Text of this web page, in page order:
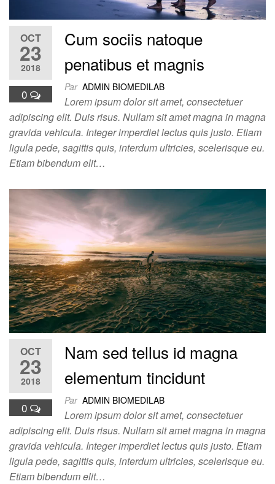
OCT
23
2018
0
Cum sociis natoque
penatibus et magnis
Par ADMIN BIOMEDILAB
Lorem ipsum dolor sit amet, consectetuer
adipiscing elit. Duis risus. Nullam sit amet magna in magna
gravida vehicula. Integer imperdiet lectus quis justo. Etiam
ligula pede, sagittis quis, interdum ultricies, scelerisque eu.
Etiam bibendum elit…
OCT
23
2018
0
Nam sed tellus id magna
elementum tincidunt
Par ADMIN BIOMEDILAB
Lorem ipsum dolor sit amet, consectetuer
adipiscing elit. Duis risus. Nullam sit amet magna in magna
gravida vehicula. Integer imperdiet lectus quis justo. Etiam
ligula pede, sagittis quis, interdum ultricies, scelerisque eu.
Etiam bibendum elit…